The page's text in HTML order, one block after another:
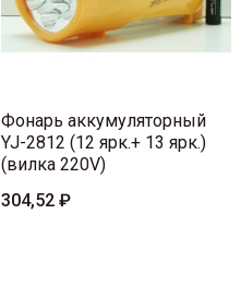
Фонарь аккумуляторный
YJ-2812 (12 ярк.+ 13 ярк.)
(вилка 220V)
304,52 ₽